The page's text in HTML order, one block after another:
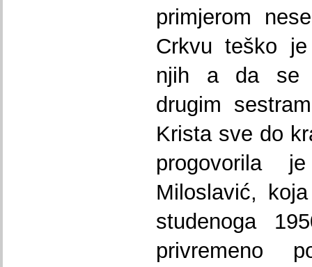
primjerom
Crkvu teško
njih a da se
drugim
Krista sve do
Miloslavić,
studenoga
privremeno